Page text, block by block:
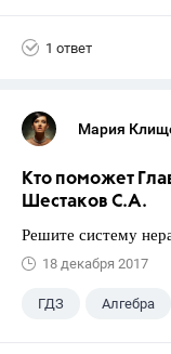
1 ответ
Мария
Кто поможет
Шестаков С.А.
Решите систему
18 декабря 2017
ГДЗ Алгебра